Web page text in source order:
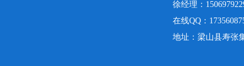
徐经理：
在线QQ：
地址：梁山县寿张